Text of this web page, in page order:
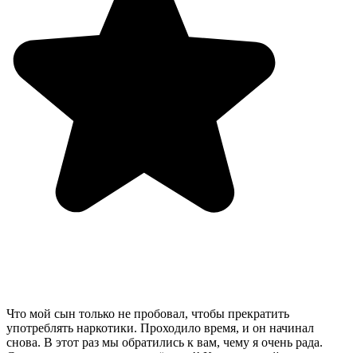
Что мой сын только не пробовал, чтобы прекратить
употреблять наркотики. Проходило время, и он начинал
снова. В этот раз мы обратились к вам, чему я очень рада.